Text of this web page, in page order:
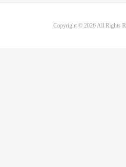
Copyright © 2026 All Rights